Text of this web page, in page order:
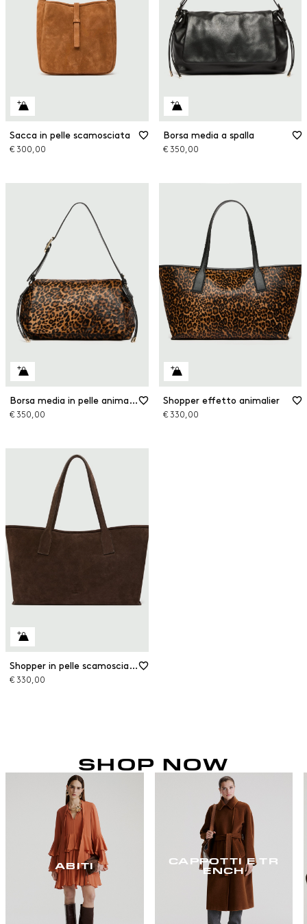
Sacca in pelle scamosciata
€ 300,00
Borsa media a spalla
€ 350,00
Borsa media in pelle animalier
€ 350,00
Shopper effetto animalier
€ 330,00
Shopper in pelle scamosciata
€ 330,00
SHOP NOW
ABITI
CAPPOTTI E TR
ENCH